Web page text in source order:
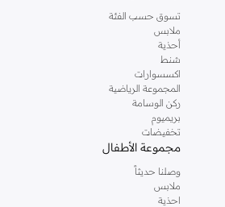
تسوق حسب الفئة
ملابس
أحذية
شنط
اكسسوارات
المجموعة الرياضية
ركن الوسامة
بريميوم
تخفيضات
مجموعة الأطفال
وصلنا حديثاً
ملابس
احذية